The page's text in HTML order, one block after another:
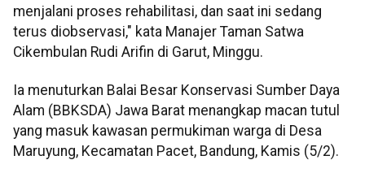
menjalani proses rehabilitasi, dan saat ini sedang
terus diobservasi," kata Manajer Taman Satwa
Cikembulan Rudi Arifin di Garut, Minggu.
Ia menuturkan Balai Besar Konservasi Sumber Daya
Alam (BBKSDA) Jawa Barat menangkap macan tutul
yang masuk kawasan permukiman warga di Desa
Maruyung, Kecamatan Pacet, Bandung, Kamis (5/2).